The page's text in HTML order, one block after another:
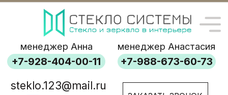
ЗАКАЗАТЬ ЗВОНОК
+7-988-673-60-73
+7-928-404-00-11
steklo.123@mail.ru
менеджер Анна менеджер Анастасия